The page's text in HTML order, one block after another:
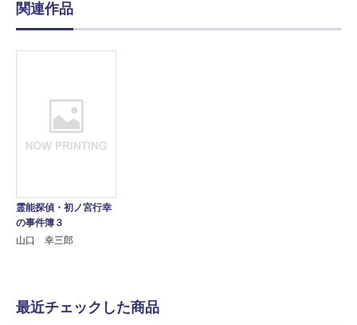
関連作品
霊能探偵・初ノ宮行幸
の事件簿３
山口 幸三郎
最近チェックした商品